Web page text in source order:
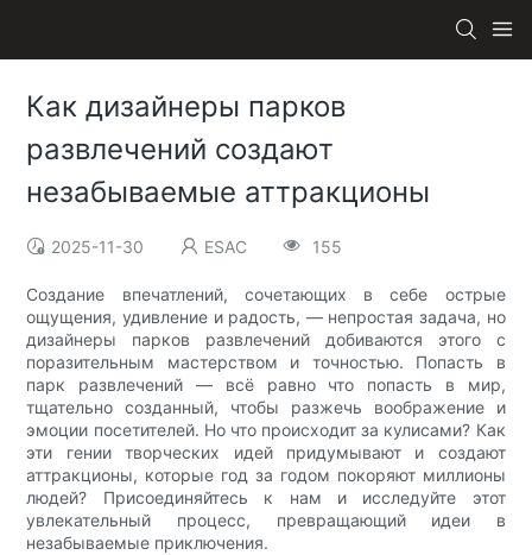
Как дизайнеры парков
развлечений создают
незабываемые аттракционы
2025-11-30 ESAC 155
Создание впечатлений, сочетающих в себе острые
ощущения, удивление и радость, — непростая задача, но
дизайнеры парков развлечений добиваются этого с
поразительным мастерством и точностью. Попасть в
парк развлечений — всё равно что попасть в мир,
тщательно созданный, чтобы разжечь воображение и
эмоции посетителей. Но что происходит за кулисами? Как
эти гении творческих идей придумывают и создают
аттракционы, которые год за годом покоряют миллионы
людей? Присоединяйтесь к нам и исследуйте этот
увлекательный процесс, превращающий идеи в
незабываемые приключения.